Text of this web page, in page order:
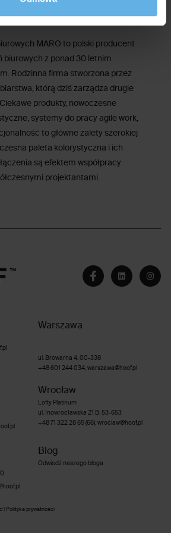
MARO to polski producent
biurowych z ponad 30 letnim
Rodzinna firma stworzona przez
którą dziś zarządza drugie
produkty, nowoczesne
systemy do pracy agile work,
to główne zalety szerokiej
paleta kolorystyczna i ich
są efektem współpracy
projektantami.
Warszawa
ul. Browarna 4, 00-338
+48 601 244 034, warszawa@hoof.pl
Wrocław
Lofty Platinum
ul. Inowrocławska 21 B, 53-653
+48 71 322 28 65 (66) , wroclaw@hoof.pl
Blog
Odwiedź naszego bloga
|
Polityka prywatności